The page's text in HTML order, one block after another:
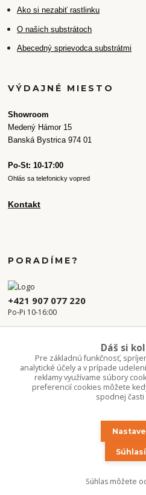
Ako si nezabiť rastlinku
O našich substrátoch
Abecedný sprievodca substrátmi
VÝDAJNÉ MIESTO
Showroom
Medený Hámor 15
Banská Bystrica 974 01
Po-St: 10-17:00
Ohlás sa telefonicky vopred
Kontakt
PORADÍME?
+421 907 077 220
Po-Pi 10-16:00
Upravit sběr
Vytvorené na
Dáš si
Pre základnú funkčnosť,
analytické účely a v prípade
reklamy využívame súbory
preferencií cookies môžete
spodnej časti
Súhlas môžete